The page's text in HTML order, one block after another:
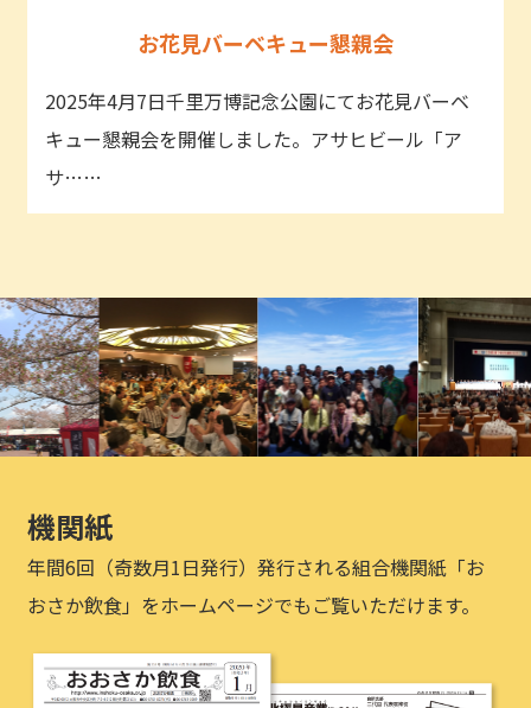
お花見バーベキュー懇親会
2025年4月7日千里万博記念公園にてお花見バーベ
キュー懇親会を開催しました。アサヒビール「ア
サ……
機関紙
年間6回（奇数月1日発行）発行される組合機関紙「お
おさか飲食」をホームページでもご覧いただけます。